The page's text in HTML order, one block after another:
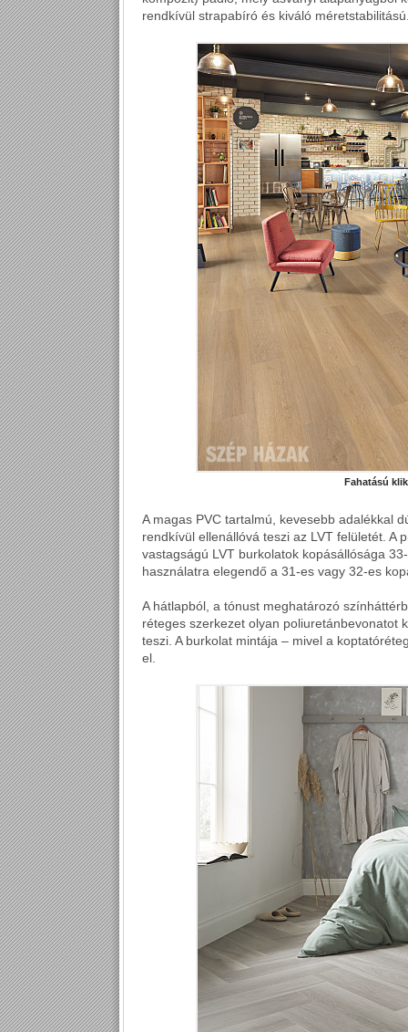
rendkívül strapabíró és kiváló
Fahatású
A magas PVC tartalmú, kevesebb adalékkal
rendkívül ellenállóvá teszi az LVT felületét. A
vastagságú LVT burkolatok kopásállósága
használatra elegendő a 31-es vagy 32-es
A hátlapból, a tónust meghatározó
réteges szerkezet olyan poliuretánbevonatot
teszi. A burkolat mintája – mivel a
el.